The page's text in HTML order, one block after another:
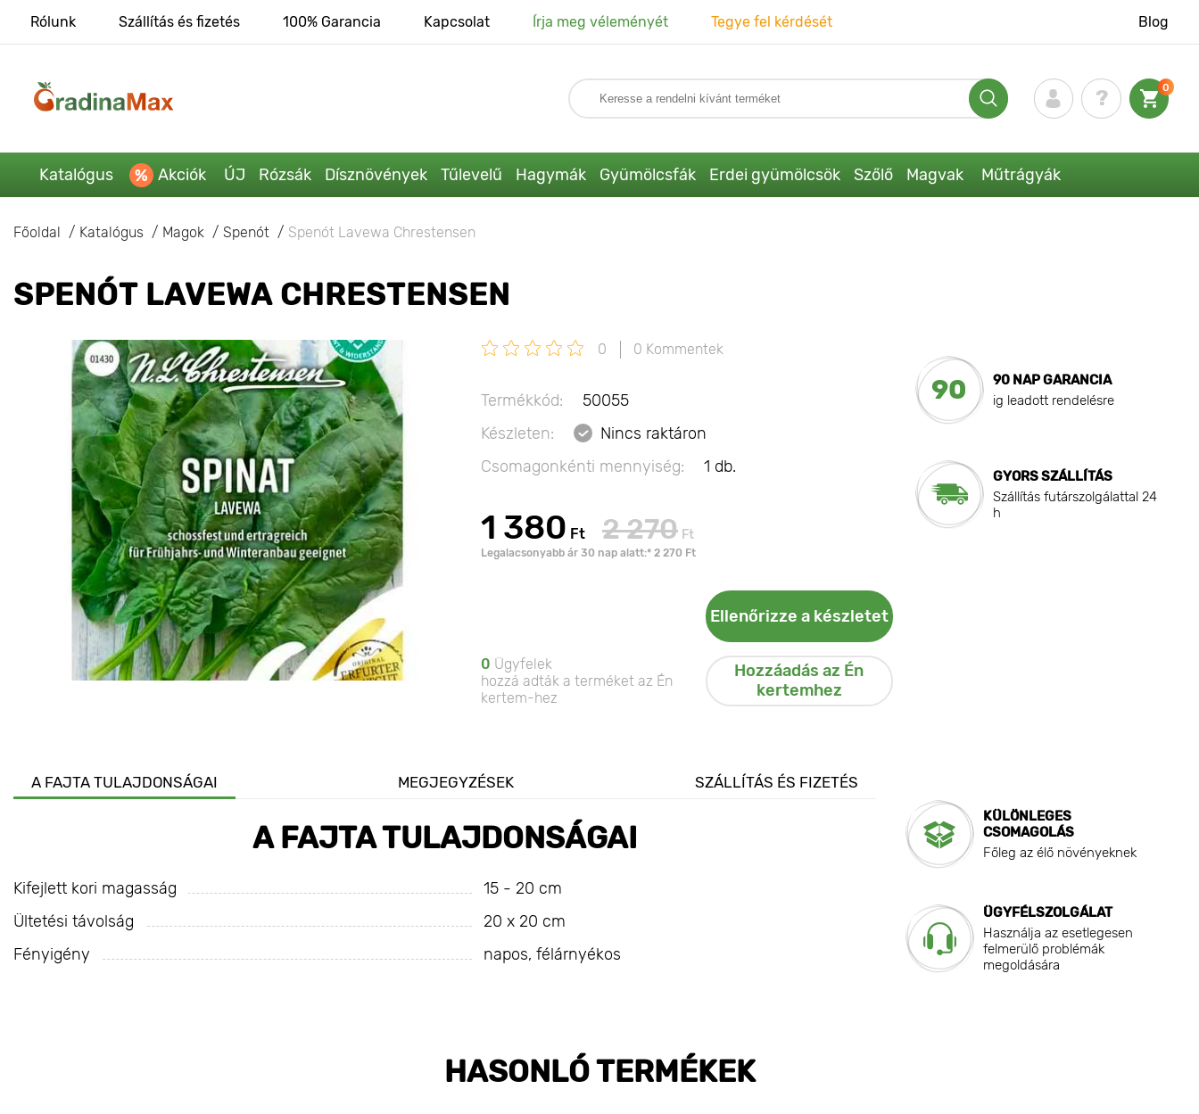
Rólunk Szállítás és fizetés 100% Garancia Kapcsolat Írja meg véleményét Tegye fel kérdését Blog
0
Katalógus Akciók ÚJ Rózsák Dísznövények Tűlevelű Hagymák Gyümölcsfák Erdei gyümölcsök Szőlő Magvak Műtrágyák
Főoldal Katalógus Magok Spenót Spenót Lavewa Chrestensen
SPENÓT LAVEWA CHRESTENSEN
0 0 Kommentek
Termékkód:
50055
Készleten:
Nincs raktáron
Csomagonkénti mennyiség:
1 db.
1 380 Ft 2 270 Ft
Legalacsonyabb ár 30 nap alatt:* 2 270 Ft
Ellenőrizze a készletet
0 Ügyfelek
hozzá adták a terméket az Én
kertem-hez
Hozzáadás az Én
kertemhez
90
90 NAP GARANCIA
ig leadott rendelésre
GYORS SZÁLLÍTÁS
Szállítás futárszolgálattal 24
h
A FAJTA TULAJDONSÁGAI MEGJEGYZÉSEK SZÁLLÍTÁS ÉS FIZETÉS
A FAJTA TULAJDONSÁGAI
Kifejlett kori magasság
15 - 20 cm
Ültetési távolság
20 х 20 cm
Fényigény
napos, félárnyékos
KÜLÖNLEGES
CSOMAGOLÁS
Főleg az élő növényeknek
ÜGYFÉLSZOLGÁLAT
Használja az esetlegesen
felmerülő problémák
megoldására
HASONLÓ TERMÉKEK